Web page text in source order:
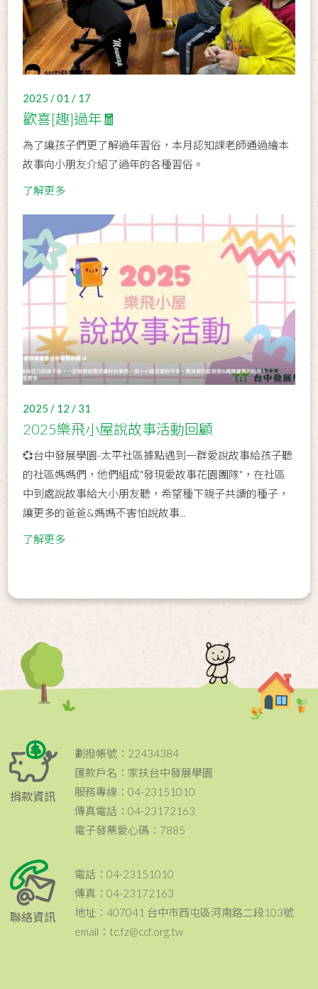
2025 / 01 / 17
歡喜[趣]過年🧧
為了讓孩子們更了解過年習俗，本月認知課老師通過繪本
故事向小朋友介紹了過年的各種習俗。
了解更多
2025 / 12 / 31
2025樂飛小屋說故事活動回顧
💞台中發展學園-太平社區據點遇到一群愛說故事給孩子聽
的社區媽媽們，他們組成"發現愛故事花園團隊"，在社區
中到處說故事給大小朋友聽，希望種下親子共讀的種子，
讓更多的爸爸&媽媽不害怕說故事...
了解更多
捐款資訊
劃撥帳號：22434384
匯款戶名：家扶台中發展學園
服務專線：04-23151010
傳真電話：04-23172163
電子發票愛心碼：7885
聯絡資訊
電話：04-23151010
傳真：04-23172163
地址：407041 台中市西屯區河南路二段103號
email：tc.fz@ccf.org.tw